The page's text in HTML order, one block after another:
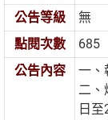
公告等級
無
點閱次數
685
公告內容
一、
二、
日